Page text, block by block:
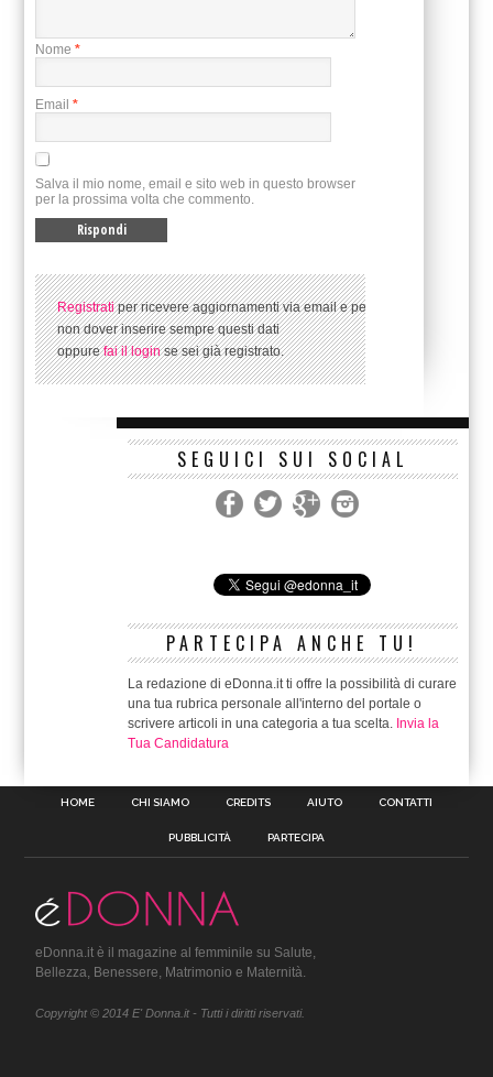
Nome *
Email *
Salva il mio nome, email e sito web in questo browser
per la prossima volta che commento.
Registratiper ricevere aggiornamenti via email e per
non dover inserire sempre questi dati
oppurefai il loginse sei già registrato.
SEGUICI SUI SOCIAL
PARTECIPA ANCHE TU!
La redazione di eDonna.it ti offre la possibilità di curare
una tua rubrica personale all'interno del portale o
scrivere articoli in una categoria a tua scelta. Invia la
Tua Candidatura
HOME CHI SIAMO CREDITS AIUTO CONTATTI
PUBBLICITÀ PARTECIPA
eDonna.it è il magazine al femminile su Salute,
Bellezza, Benessere, Matrimonio e Maternità.
Copyright © 2014 E' Donna.it - Tutti i diritti riservati.